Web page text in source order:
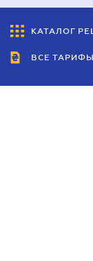
КАТАЛОГ
ВСЕ